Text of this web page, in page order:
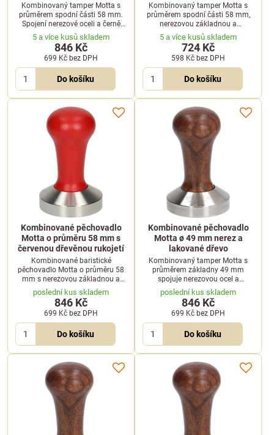
Kombinovaný tamper Motta s
průměrem spodní části 58 mm.
Spojení nerezové oceli a černě
lakované dřevěné rukojeti pro
precizní utlačení kávy.
5 a více kusů skladem
846 Kč
699 Kč bez DPH
Do košíku
Kombinovaný tamper Motta s
průměrem spodní části 58 mm,
nerezovou základnou a
lakovanou dřevěnou rukojetí pro
stylové a přesné pěchování kávy.
5 a více kusů skladem
724 Kč
598 Kč bez DPH
Do košíku
Kombinované pěchovadlo
Motta o průměru 58 mm s
červenou dřevěnou rukojetí
Kombinované baristické
pěchovadlo Motta o průměru 58
mm s nerezovou základnou a
červeně lakovanou dřevěnou
rukojetí pro dokonalé stlačení
kávy.
poslední kus skladem
846 Kč
699 Kč bez DPH
Do košíku
Kombinované pěchovadlo
Motta ø 49 mm nerez a
lakované dřevo
Kombinovaný tamper Motta s
průměrem základny 49 mm
spojuje nerezovou ocel a
lakovanou dřevěnou rukojeť.
Ideální baristický nástroj pro
přesné upěchování kávy.
poslední kus skladem
846 Kč
699 Kč bez DPH
Do košíku